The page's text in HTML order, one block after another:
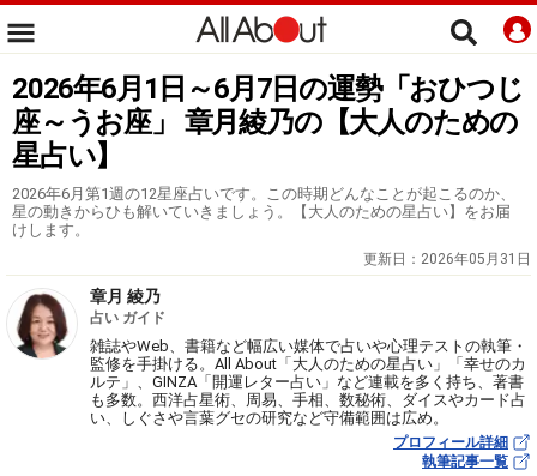
2026年6月1日～6月7日の運勢「おひつじ
座～うお座」 章月綾乃の【大人のための
星占い】
2026年6月第1週の12星座占いです。この時期どんなことが起こるのか、
星の動きからひも解いていきましょう。【大人のための星占い】をお届
けします。
更新日： 2026年05月31日
章月 綾乃
占い ガイド
雑誌やWeb、書籍など幅広い媒体で占いや心理テストの執筆・
監修を手掛ける。All About「大人のための星占い」「幸せのカ
ルテ」、GINZA「開運レター占い」など連載を多く持ち、著書
も多数。西洋占星術、周易、手相、数秘術、ダイスやカード占
い、しぐさや言葉グセの研究など守備範囲は広め。
プロフィール詳細
執筆記事一覧